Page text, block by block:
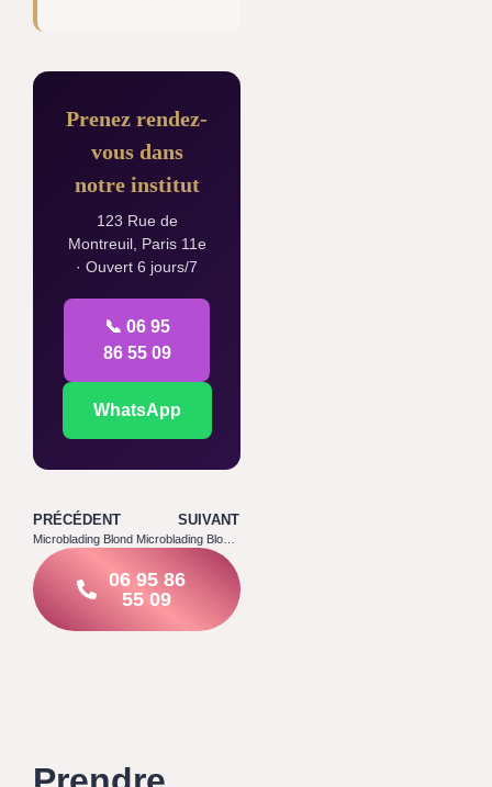
Prenez rendez-
vous dans
notre institut
123 Rue de
Montreuil, Paris 11e
· Ouvert 6 jours/7
📞 06 95
86 55 09
WhatsApp
PRÉCÉDENT
Microblading Blond
SUIVANT
06 95 86
55 09